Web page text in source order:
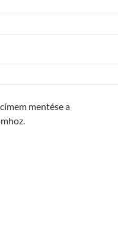
mentése a